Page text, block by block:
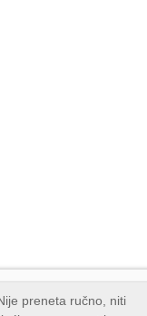
Nije preneta ručno, niti